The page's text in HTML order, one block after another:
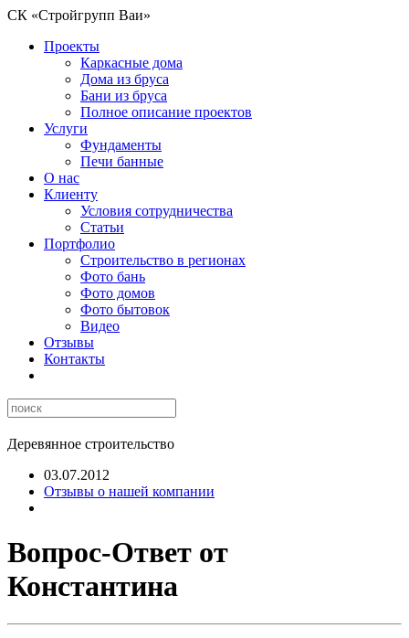
СК «Стройгрупп Ваи»
Проекты
Каркасные дома
Дома из бруса
Бани из бруса
Полное описание проектов
Услуги
Фундаменты
Печи банные
О нас
Клиенту
Условия сотрудничества
Статьи
Портфолио
Строительство в регионах
Фото бань
Фото домов
Фото бытовок
Видео
Отзывы
Контакты
Деревянное строительство
03.07.2012
Отзывы о нашей компании
Вопрос-Ответ от
Константина